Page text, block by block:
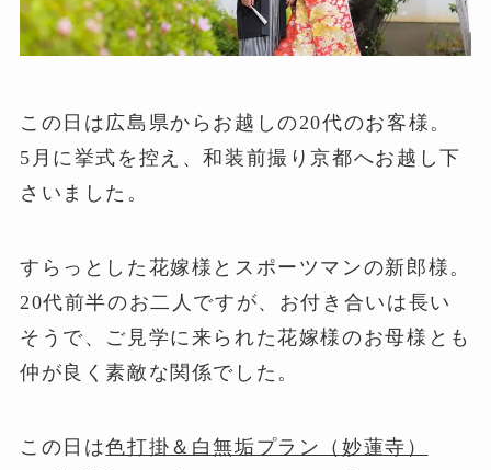
この日は広島県からお越しの20代のお客様。
5月に挙式を控え、和装前撮り京都へお越し下
さいました。
すらっとした花嫁様とスポーツマンの新郎様。
20代前半のお二人ですが、お付き合いは長い
そうで、ご見学に来られた花嫁様のお母様とも
仲が良く素敵な関係でした。
この日は色打掛＆白無垢プラン（妙蓮寺）